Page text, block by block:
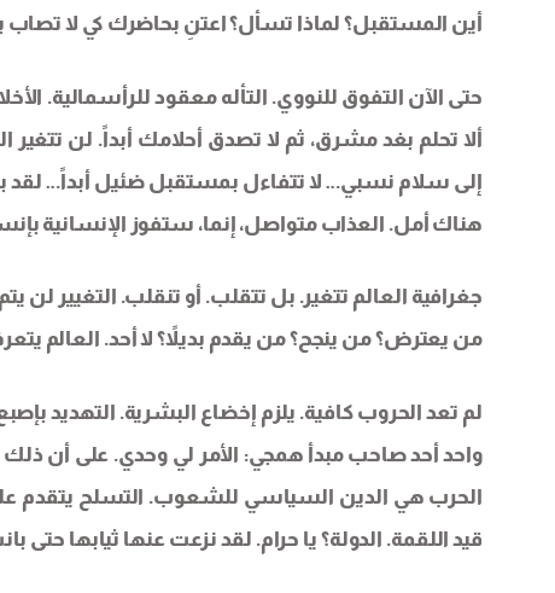
أين المستقبل؟ لماذا تسأل؟ اعتنِ بحاضرك كي لا
حتى الآن التفوق للنووي. التأله معقود للرأسمالية.
ألا تحلم بغد مشرق، ثم لا تصدق أحلامك أبداً. لن تتغير
إلى سلام نسبي… لا تتفاءل بمستقبل ضئيل أبداً… لقد
هناك أمل. العذاب متواصل، إنما، ستفوز الإنسانية
جغرافية العالم تتغير. بل تتقلب. أو تنقلب. التغيير لن
من يعترض؟ من ينجح؟ من يقدم بديلاً؟ لا أحد. العالم
لم تعد الحروب كافية. يلزم إخضاع البشرية. التهديد
واحد أحد صاحب مبدأ همجي: الأمر لي وحدي. على أن ذلك
الحرب هي الدين السياسي للشعوب. التسلح يتقدم على
قيد اللقمة. الدولة؟ يا حرام. لقد نزعت عنها ثيابها حتى